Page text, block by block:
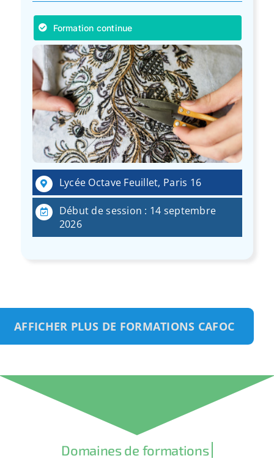
Formation continue
Lycée Octave Feuillet, Paris 16
Début de session : 14 septembre
2026
AFFICHER PLUS DE FORMATIONS CAFOC